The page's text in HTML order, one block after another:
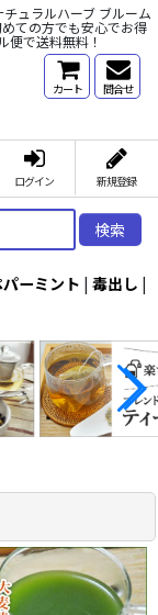
ュラルハーブ ブルーム
ての方でも安心でお得
便で送料無料！
カート 問合せ
ログイン 新規登録
検索
ーミント | 毒出し |